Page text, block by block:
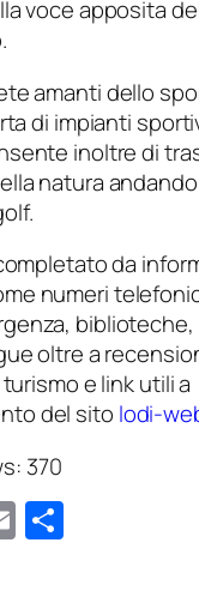
voce apposita
amanti dello
di impianti
inoltre di
natura
da
numeri
biblioteche,
oltre a
e link utili a
del sito lodi-
370
Email